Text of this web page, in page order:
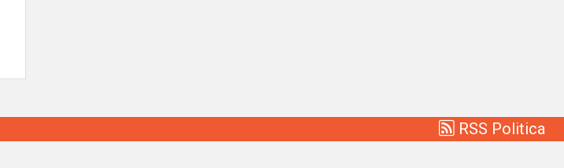
RSS Politica